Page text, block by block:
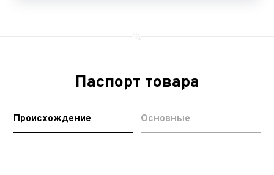
Паспорт товара
Происхождение Основные